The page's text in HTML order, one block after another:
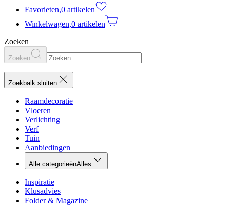
Favorieten,0 artikelen
Winkelwagen,0 artikelen
Zoeken
Zoeken
Zoekbalk sluiten
Raamdecoratie
Vloeren
Verlichting
Verf
Tuin
Aanbiedingen
Alle categorieënAlles
Inspiratie
Klusadvies
Folder & Magazine